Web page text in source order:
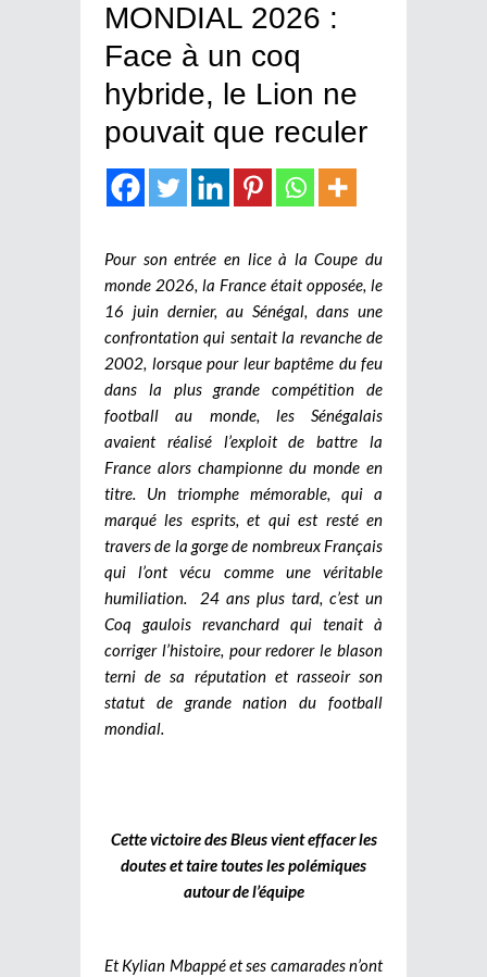
MONDIAL 2026 :
Face à un coq
hybride, le Lion ne
pouvait que reculer
Pour son entrée en lice à la Coupe du
monde 2026, la France était opposée, le
16 juin dernier, au Sénégal, dans une
confrontation qui sentait la revanche de
2002, lorsque pour leur baptême du feu
dans la plus grande compétition de
football au monde, les Sénégalais
avaient réalisé l’exploit de battre la
France alors championne du monde en
titre. Un triomphe mémorable, qui a
marqué les esprits, et qui est resté en
travers de la gorge de nombreux Français
qui l’ont vécu comme une véritable
humiliation. 24 ans plus tard, c’est un
Coq gaulois revanchard qui tenait à
corriger l’histoire, pour redorer le blason
terni de sa réputation et rasseoir son
statut de grande nation du football
mondial.
Cette victoire des Bleus vient effacer les
doutes et taire toutes les polémiques
autour de l’équipe
Et Kylian Mbappé et ses camarades n’ont